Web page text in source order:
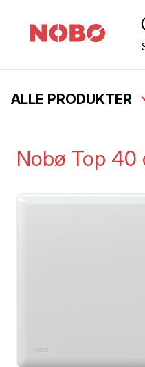
ALLE PRODUKTER
Nobø Top